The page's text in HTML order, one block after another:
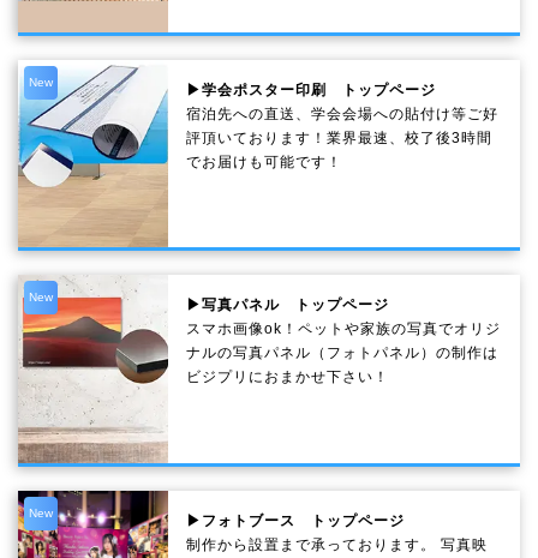
New
▶学会ポスター印刷 トップページ
宿泊先への直送、学会会場への貼付け等ご好
評頂いております！業界最速、校了後3時間
でお届けも可能です！
New
▶写真パネル トップページ
スマホ画像ok！ペットや家族の写真でオリジ
ナルの写真パネル（フォトパネル）の制作は
ビジプリにおまかせ下さい！
New
▶フォトブース トップページ
制作から設置まで承っております。 写真映